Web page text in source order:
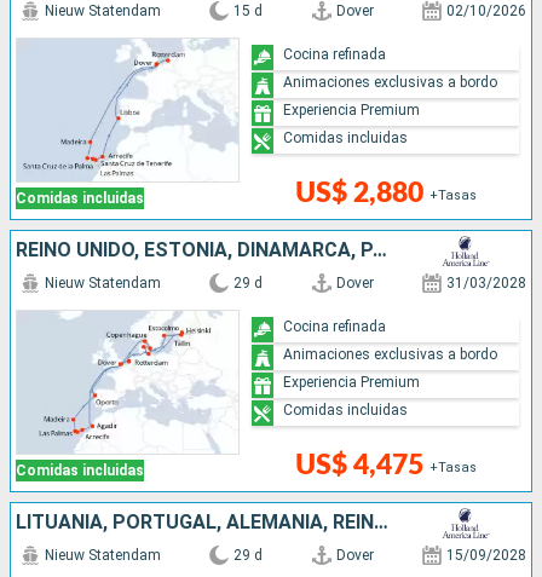
Comidas incluidas
Nieuw Statendam 15 d Dover 02/10/2026
US$ 2,880 +Tasas
Cocina refinada
Animaciones exclusivas a bordo
Experiencia Premium
Comidas incluidas
REINO UNIDO, ESTONIA, DINAMARCA, PAISES BAJOS, MARRUECOS, SUECIA, ALEMANIA, PORTUGAL, FINLANDIA
Comidas incluidas
Nieuw Statendam 29 d Dover 31/03/2028
US$ 4,475 +Tasas
Cocina refinada
Animaciones exclusivas a bordo
Experiencia Premium
Comidas incluidas
LITUANIA, PORTUGAL, ALEMANIA, REINO UNIDO, DINAMARCA, POLONIA, PAISES BAJOS, NORUEGA, MARRUECOS, LETONIA
Nieuw Statendam 29 d Dover 15/09/2028